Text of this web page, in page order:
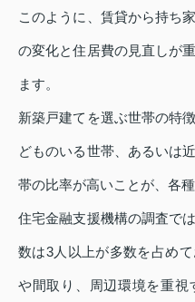
このように、賃貸から持ち
の変化と住居費の見直しが
ます。
新築戸建てを選ぶ世帯の特
どものいる世帯、あるいは
帯の比率が高いことが、各
住宅金融支援機構の調査で
数は3人以上が多数を占め
や間取り、周辺環境を重視